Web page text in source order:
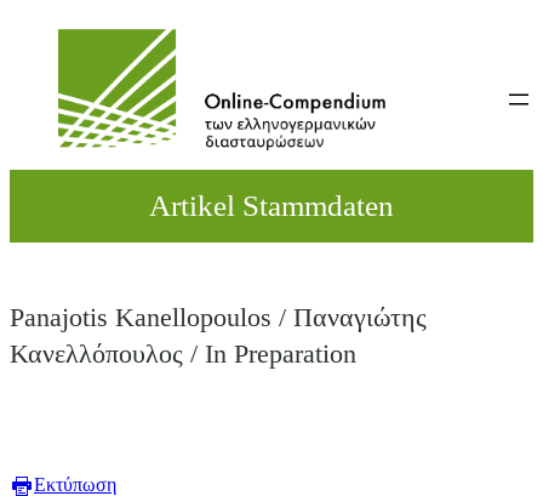
Artikel Stammdaten
Panajotis Kanellopoulos / Παναγιώτης
Κανελλόπουλος / In Preparation
Εκτύπωση